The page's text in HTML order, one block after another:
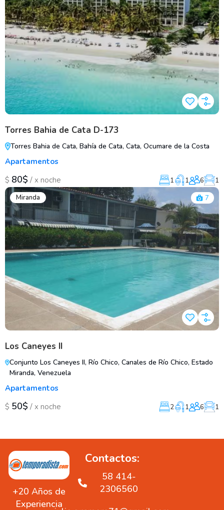
Torres Bahia de Cata D-173
Torres Bahia de Cata, Bahía de Cata, Cata, Ocumare de la Costa
Apartamentos
$ 80$ / x noche 1 1 6
1
Miranda
7
Los Caneyes II
Conjunto Los Caneyes II, Río Chico, Canales de Río Chico, Estado
Miranda, Venezuela
Apartamentos
$ 50$ / x noche 2 1 6 1
+20 Años de
Experiencia
Contactos:
58 414-
2306560